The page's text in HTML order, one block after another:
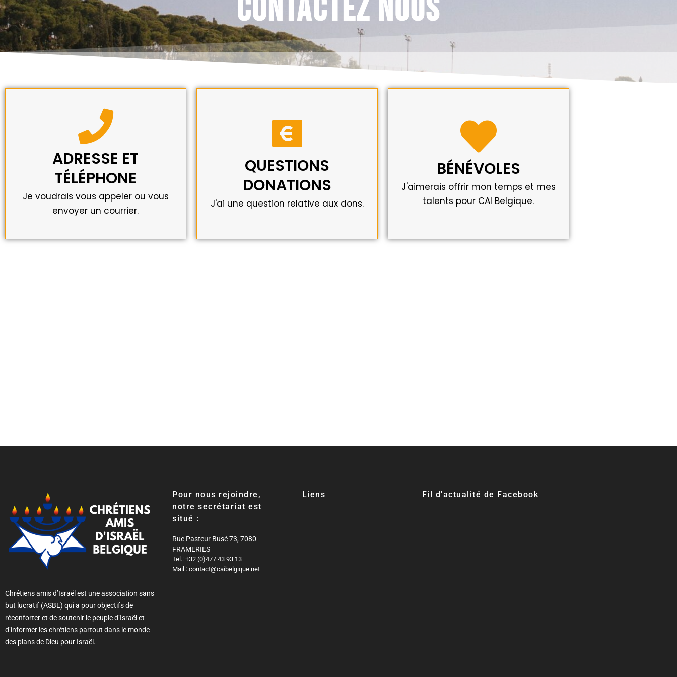
Contactez Nous
ADRESSE ET
TÉLÉPHONE
Je voudrais vous appeler ou vous
envoyer un courrier.
CLIQUEZ ICI
Voir notre numéro de téléphone et
notre adresse postale.
VOIR
QUESTIONS
DONATIONS
J'ai une question relative aux dons.
CLIQUEZ ICI
finances.
BÉNÉVOLES
J'aimerais offrir mon temps et mes
talents pour CAI Belgique.
CLIQUEZ ICI
Devenez volontaire. Découvrez nos
annonces ou envoyer votre
candidature spontanée.
Chrétiens amis d’Israël est une association sans
but lucratif (ASBL) qui a pour objectifs de
réconforter et de soutenir le peuple d’Israël et
d’informer les chrétiens partout dans le monde
des plans de Dieu pour Israël.
Pour nous rejoindre,
notre secrétariat est
situé :
Rue Pasteur Busé 73, 7080
FRAMERIES
Tel.: +32 (0)477 43 93 13
Mail : contact@caibelgique.net
Liens Fil d'actualité de Facebook